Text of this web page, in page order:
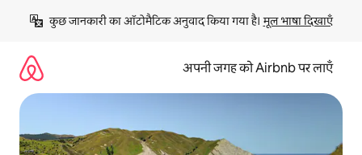
छोड़कर
कॉन्टेंट
कुछ जानकारी का ऑटोमैटिक अनुवाद किया गया है। मूल भाषा दिखाएँ
अपनी जगह को Airbnb पर लाएँ